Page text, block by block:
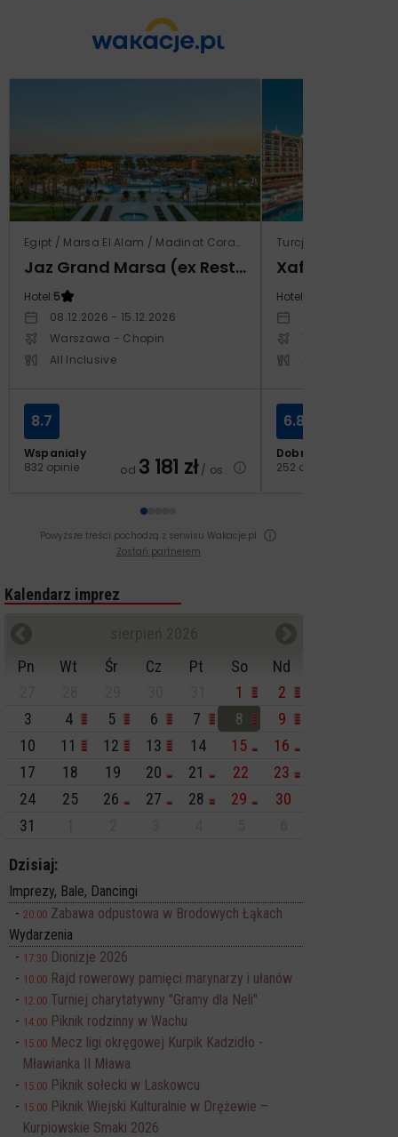
Egipt / Marsa El Alam / Madinat Coraya
Jaz Grand Marsa (ex Resta Grand Resort)
Hotel:5
08.12.2026 - 15.12.2026
Warszawa - Chopin
All Inclusive
Wspaniały
832 opinie
8.7
od 3 181 zł/ os.
Turcja / Riwiera
Xafira Deluxe
Hotel:
Warszawa -
Dobry
252 opinie
6.8
Powyższe treści pochodzą z serwisu Wakacje.pl
Zostań partnerem
Kalendarz imprez
Pn
Wt Śr Cz Pt So
Nd
1
2
3
4 5 6 7 8
9
10
11 12 13 14 15
16
17
18 19 20 21 22
23
24
25 26 27 28 29
30
31
Dzisiaj:
Imprezy, Bale, Dancingi
20:00 Zabawa odpustowa w Brodowych Łąkach
Wydarzenia
17:30 Dionizje 2026
10:00 Rajd rowerowy pamięci marynarzy i ułanów
12:00 Turniej charytatywny "Gramy dla Neli"
14:00 Piknik rodzinny w Wachu
15:00 Mecz ligi okręgowej Kurpik Kadzidło -
Mławianka II Mława
15:00 Piknik sołecki w Laskowcu
15:00 Piknik Wiejski Kulturalnie w Drężewie –
Kurpiowskie Smaki 2026